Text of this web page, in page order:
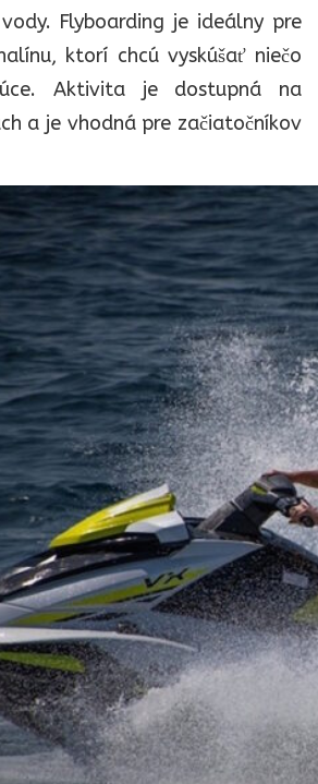
Flyboarding je ideálny pre
ktorí chcú vyskúšať niečo
Aktivita je dostupná na
a je vhodná pre začiatočníkov